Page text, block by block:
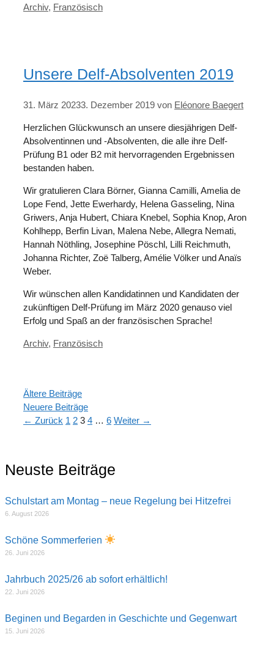
Kategorien
Archiv, Französisch
Unsere Delf-Absolventen 2019
31. März 20233. Dezember 2019 von Eléonore Baegert
Herzlichen Glückwunsch an unsere diesjährigen Delf-
Absolventinnen und -Absolventen, die alle ihre Delf-
Prüfung B1 oder B2 mit hervorragenden Ergebnissen
bestanden haben.
Wir gratulieren Clara Börner, Gianna Camilli, Amelia de
Lope Fend, Jette Ewerhardy, Helena Gasseling, Nina
Griwers, Anja Hubert, Chiara Knebel, Sophia Knop, Aron
Kohlhepp, Berfin Livan, Malena Nebe, Allegra Nemati,
Hannah Nöthling, Josephine Pöschl, Lilli Reichmuth,
Johanna Richter, Zoë Talberg, Amélie Völker und Anaïs
Weber.
Wir wünschen allen Kandidatinnen und Kandidaten der
zukünftigen Delf-Prüfung im März 2020 genauso viel
Erfolg und Spaß an der französischen Sprache!
Kategorien
Archiv, Französisch
Ältere Beiträge
Neuere Beiträge
← Zurück Seite
1 Seite
2 Seite
3 Seite
4 … Seite
6 Weiter →
Neuste Beiträge
Schulstart am Montag – neue Regelung bei Hitzefrei
6. August 2026
Schöne Sommerferien
26. Juni 2026
Jahrbuch 2025/26 ab sofort erhältlich!
22. Juni 2026
Beginen und Begarden in Geschichte und Gegenwart
15. Juni 2026